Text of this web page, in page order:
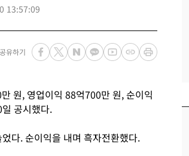
13:57:09
공유하기
원, 영업이익 88억700만 원, 순이익
공시했다.
다. 순이익을 내며 흑자전환했다.